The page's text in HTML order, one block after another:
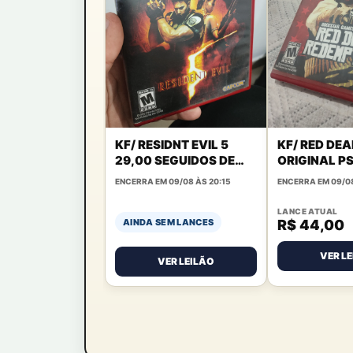
KF/ RESIDNT EVIL 5
29,00 SEGUIDOS DE
6,00
ENCERRA EM 09/08 ÀS 20:15
AINDA SEM LANCES
VER LEILÃO
KF/ RED
ORIGINAL
SEGUIDOS
ENCERRA EM 09/
LANCE ATUAL
R$ 44,00
VER